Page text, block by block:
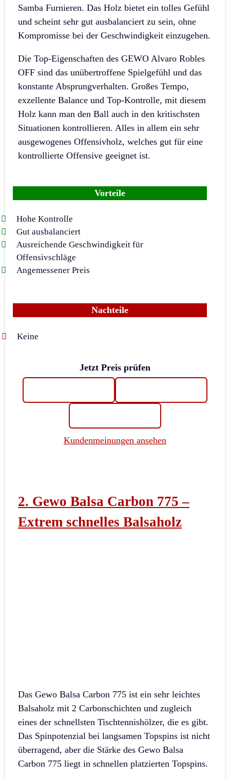
Samba Furnieren. Das Holz bietet ein tolles Gefühl
und scheint sehr gut ausbalanciert zu sein, ohne
Kompromisse bei der Geschwindigkeit einzugehen.
Die Top-Eigenschaften des GEWO Alvaro Robles
OFF sind das unübertroffene Spielgefühl und das
konstante Absprungverhalten. Großes Tempo,
exzellente Balance und Top-Kontrolle, mit diesem
Holz kann man den Ball auch in den kritischsten
Situationen kontrollieren. Alles in allem ein sehr
ausgewogenes Offensivholz, welches gut für eine
kontrollierte Offensive geeignet ist.
Vorteile
Hohe Kontrolle
Gut ausbalanciert
Ausreichende Geschwindigkeit für
Offensivschläge
Angemessener Preis
Nachteile
Keine
Jetzt Preis prüfen
Kundenmeinungen ansehen
2. Gewo Balsa Carbon 775 –
Extrem schnelles Balsaholz
Das Gewo Balsa Carbon 775 ist ein sehr leichtes
Balsaholz mit 2 Carbonschichten und zugleich
eines der schnellsten Tischtennishölzer, die es gibt.
Das Spinpotenzial bei langsamen Topspins ist nicht
überragend, aber die Stärke des Gewo Balsa
Carbon 775 liegt in schnellen platzierten Topspins.